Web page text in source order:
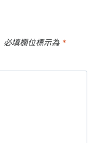
必填欄位標示為 *